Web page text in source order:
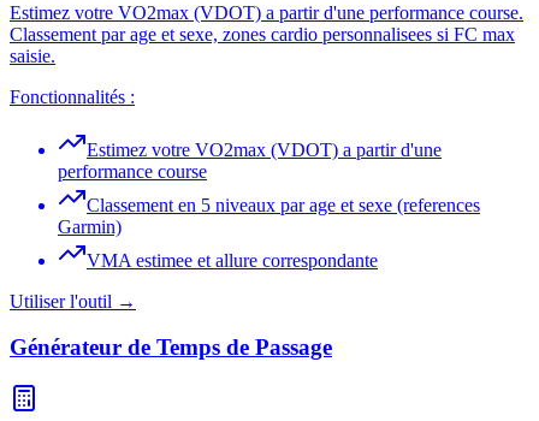
Estimez votre VO2max (VDOT) a partir d'une performance course.
Classement par age et sexe, zones cardio personnalisees si FC max
saisie.
Fonctionnalités :
Estimez votre VO2max (VDOT) a partir d'une
performance course
Classement en 5 niveaux par age et sexe (references
Garmin)
VMA estimee et allure correspondante
Utiliser l'outil →
Générateur de Temps de Passage